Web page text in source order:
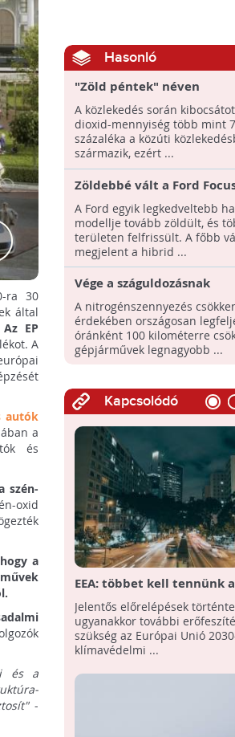
ra 30
által
Az EP
A
autók
a
és
szén-
oxid
a
és a
-
Hasonló
"Zöld péntek" néven
környezettudatos
ösztönző kampányt
Romániában
A közlekedés során
dioxid-mennyiség több mint
százaléka a közúti
származik, ezért ...
Zöldebbé vált a Ford
A Ford egyik legkedveltebb
modellje tovább zöldült, és
területen felfrissült. A főbb
megjelent a hibrid ...
Vége a száguldozásnak
Hollandiában -
okokból csökkentik a
legnagyobb sebességet
A nitrogénszennyezés
érdekében országosan
óránként 100 kilométerre
gépjárművek legnagyobb ...
Kapcsolódó
EEA: többet kell tennünk
2030-as klímavédelmi
célkitűzéseinek
Jelentős előrelépések
ugyanakkor további
szükség az Európai Unió
klímavédelmi ...